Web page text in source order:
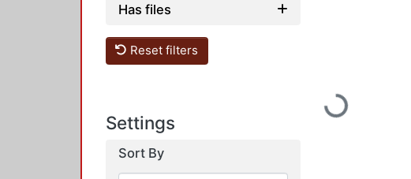
Has files
Reset filters
Settings
Sort By
Loading...